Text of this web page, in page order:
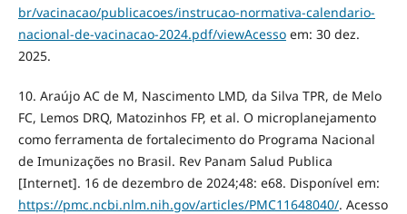
br/vacinacao/publicacoes/instrucao-normativa-calendario-
nacional-de-vacinacao-2024.pdf/viewAcessoem: 30 dez.
2025.
10. Araújo AC de M, Nascimento LMD, da Silva TPR, de Melo
FC, Lemos DRQ, Matozinhos FP, et al. O microplanejamento
como ferramenta de fortalecimento do Programa Nacional
de Imunizações no Brasil. Rev Panam Salud Publica
[Internet]. 16 de dezembro de 2024;48: e68. Disponível em:
https://pmc.ncbi.nlm.nih.gov/articles/PMC11648040/. Acesso